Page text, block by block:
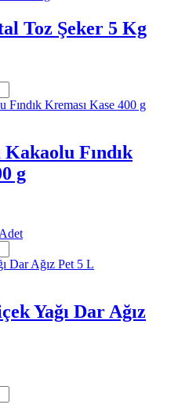
Toz Şeker 5 Kg
Fındık
g
Adet
Yağı Dar Ağız